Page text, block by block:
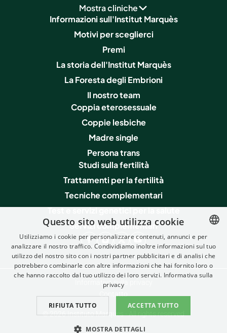
Mostra cliniche
Informazioni sull'Institut Marquès
Motivi per sceglierci
Premi
La storia dell'Institut Marquès
La Foresta degli Embrioni
Il nostro team
Coppia eterosessuale
Coppie lesbiche
Madre single
Persona trans
Studi sulla fertilità
Trattamenti per la fertilità
Tecniche complementari
Test e servizi genetici per la salute
Servizi complementari
Informativa sulla privacy
© 2026 Instituto Marques - All rights reserved
SPANISH
FRENCH
ITALIAN
GERMAN
Questo sito web utilizza cookie
Utilizziamo i cookie per personalizzare contenuti, annunci e per
analizzare il nostro traffico. Condividiamo inoltre informazioni sul tuo
utilizzo del nostro sito con i nostri partner pubblicitari e di analisi che
potrebbero combinarle con altre informazioni che hai fornito loro o
che hanno raccolto dal tuo utilizzo dei loro servizi. Informativa sulla
privacy
ACCETTA TUTTO
RIFIUTA TUTTO
MOSTRA DETTAGLI